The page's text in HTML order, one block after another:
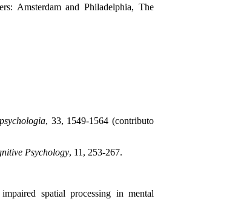
Amsterdam and Philadelphia, The
, 33, 1549-1564 (contributo
Psychology, 11, 253-267.
spatial processing in mental